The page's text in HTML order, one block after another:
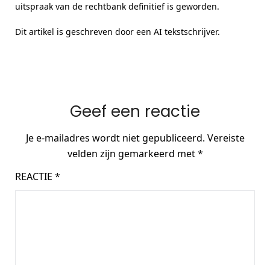
uitspraak van de rechtbank definitief is geworden.
Dit artikel is geschreven door een AI tekstschrijver.
Geef een reactie
Je e-mailadres wordt niet gepubliceerd. Vereiste
velden zijn gemarkeerd met*
REACTIE *